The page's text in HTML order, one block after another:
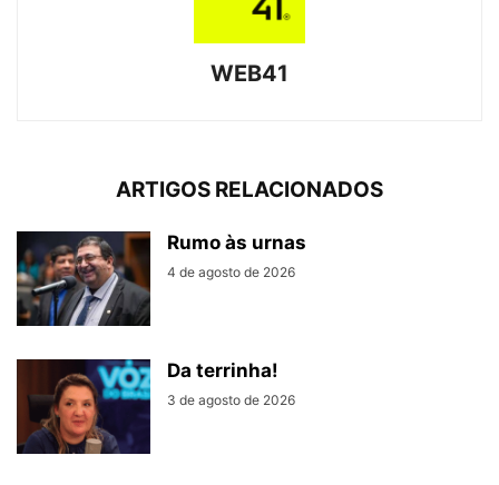
WEB41
ARTIGOS RELACIONADOS
Rumo às urnas
4 de agosto de 2026
Da terrinha!
3 de agosto de 2026